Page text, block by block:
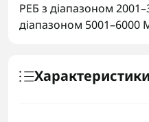
РЕБ з діапазоном
діапазоном 5001–6000
Характеристики